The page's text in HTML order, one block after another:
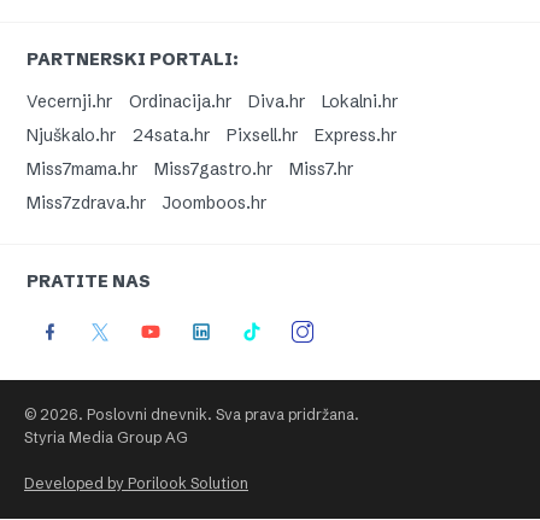
PARTNERSKI PORTALI:
Vecernji.hr
Ordinacija.hr Diva.hr
Lokalni.hr
Njuškalo.hr
24sata.hr Pixsell.hr
Express.hr
Miss7mama.hr
Miss7gastro.hr
Miss7.hr
Miss7zdrava.hr
Joomboos.hr
PRATITE NAS
© 2026. Poslovni dnevnik. Sva prava pridržana.
Styria Media Group AG
Developed by Porilook Solution